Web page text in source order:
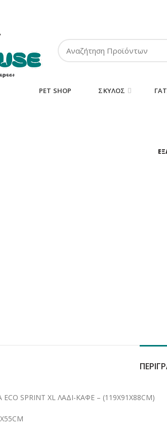
PET SHOP ΣΚΎΛΟΣ
ECO SPRINT XL ΛΑΔΙ-ΚΑΦΕ – (119Χ91Χ88CM)